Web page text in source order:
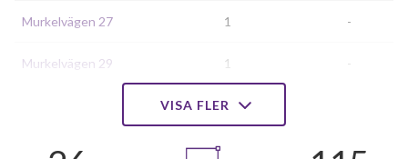
Murkelvägen 27 1 -
Murkelvägen 29 1 -
1
VISA FLER